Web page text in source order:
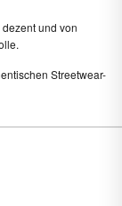
und von
Streetwear-